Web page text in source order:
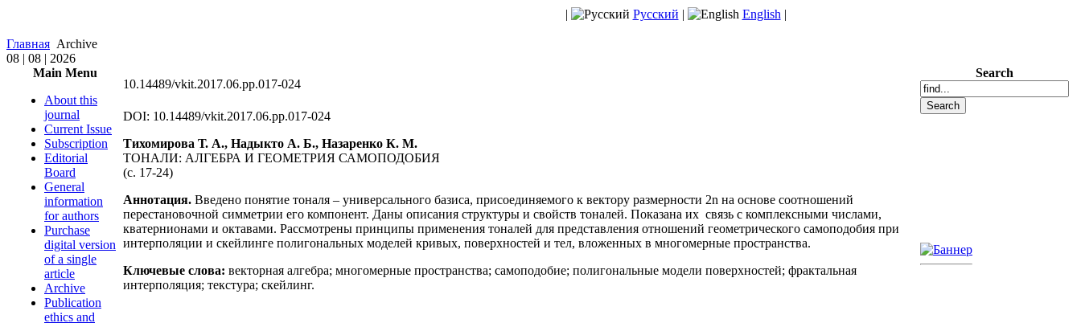
| Русский | English |
Главная Archive
08 | 08 | 2026
Main Menu
About this
journal
Current Issue
Subscription
Editorial
Board
General
information
for authors
Purchase
digital version
of a single
article
Archive
Publication
ethics and
10.14489/vkit.2017.06.pp.017-024
DOI: 10.14489/vkit.2017.06.pp.017-024
Тихомирова Т. А., Надыкто А. Б., Назаренко К. М.
ТОНАЛИ: АЛГЕБРА И ГЕОМЕТРИЯ САМОПОДОБИЯ
(c. 17-24)
Аннотация. Введено понятие тоналя – универсального базиса, присоединяемого к вектору размерности 2n на основе соотношений
перестановочной симметрии его компонент. Даны описания структуры и свойств тоналей. Показана их связь с комплексными числами,
кватернионами и октавами. Рассмотрены принципы применения тоналей для представления отношений геометрического самоподобия при
интерполяции и скейлинге полигональных моделей кривых, поверхностей и тел, вложенных в многомерные пространства.
Ключевые слова: векторная алгебра; многомерные пространства; самоподобие; полигональные модели поверхностей; фрактальная
интерполяция; текстура; скейлинг.
Search